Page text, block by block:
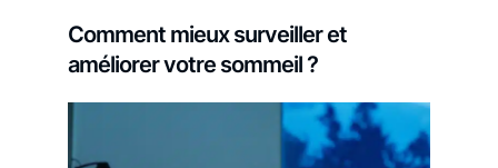
Comment mieux surveiller et
améliorer votre sommeil ?